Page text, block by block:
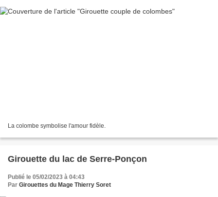
La colombe symbolise l'amour fidèle.
Girouette du lac de Serre-Ponçon
Publié le 05/02/2023 à 04:43
Par Girouettes du Mage Thierry Soret